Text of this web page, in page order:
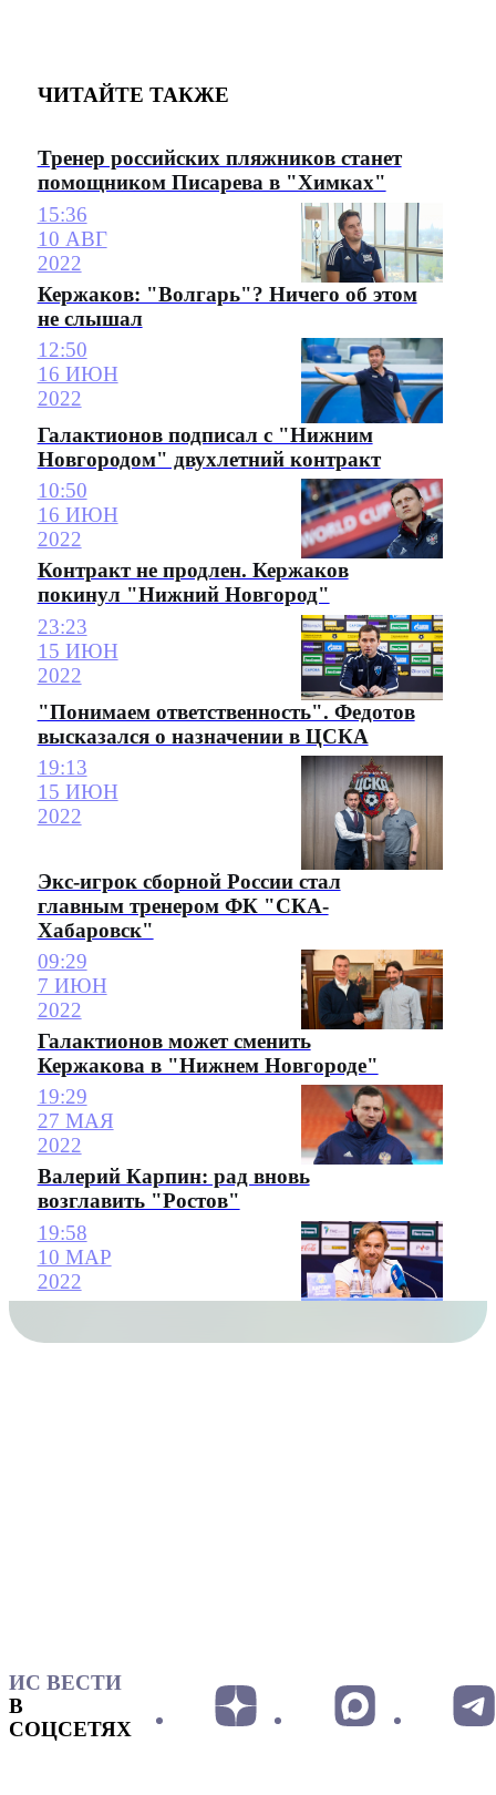
ЧИТАЙТЕ ТАКЖЕ
Тренер российских пляжников станет
помощником Писарева в "Химках"
15:36
10 АВГ
2022
Кержаков: "Волгарь"? Ничего об этом
не слышал
12:50
16 ИЮН
2022
Галактионов подписал с "Нижним
Новгородом" двухлетний контракт
10:50
16 ИЮН
2022
Контракт не продлен. Кержаков
покинул "Нижний Новгород"
23:23
15 ИЮН
2022
"Понимаем ответственность". Федотов
высказался о назначении в ЦСКА
19:13
15 ИЮН
2022
Экс-игрок сборной России стал
главным тренером ФК "СКА-
Хабаровск"
09:29
7 ИЮН
2022
Галактионов может сменить
Кержакова в "Нижнем Новгороде"
19:29
27 МАЯ
2022
Валерий Карпин: рад вновь
возглавить "Ростов"
19:58
10 МАР
2022
ИС ВЕСТИ
В
СОЦСЕТЯХ